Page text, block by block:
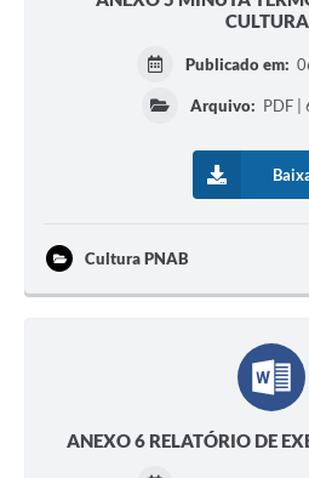
Publicado em:
Arquivo: PDF |
Cultura PNAB
ANEXO 6 RELATÓRIO DE